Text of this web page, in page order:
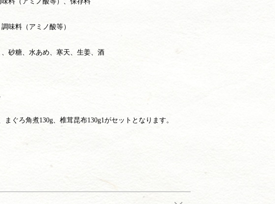
味料（アミノ酸等）
砂糖、水あめ、寒天、生姜、酒
ぐろ角煮130g、椎茸昆布130g1がセットとなります。